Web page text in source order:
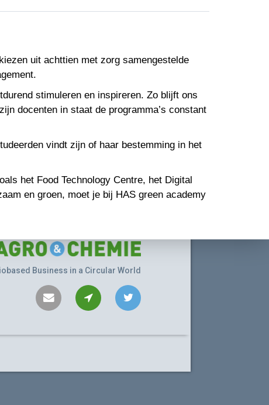
uit achttien met zorg samengestelde
stimuleren en inspireren. Zo blijft ons
docenten in staat de programma’s constant
vindt zijn of haar bestemming in het
het Food Technology Centre, het Digital
en groen, moet je bij HAS green academy
Business in a Circular World